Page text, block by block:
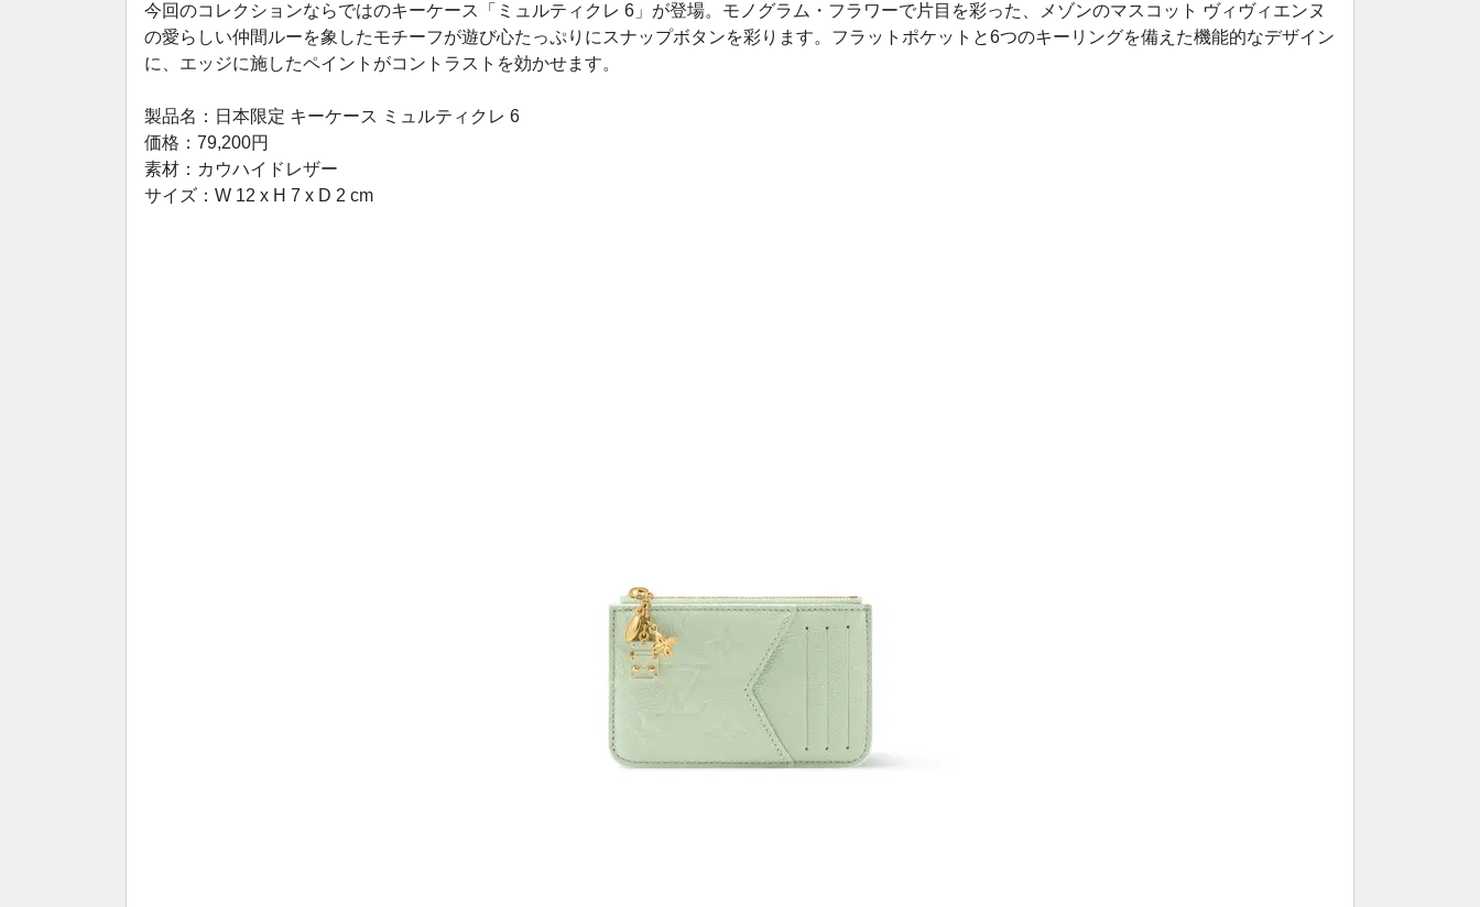
今回のコレクションならではのキーケース「ミュルティクレ 6」が登場。モノグラム・フラワーで片目を彩った、メゾンのマスコット ヴィヴィエンヌ
の愛らしい仲間ルーを象したモチーフが遊び心たっぷりにスナップボタンを彩ります。フラットポケットと6つのキーリングを備えた機能的なデザイン
に、エッジに施したペイントがコントラストを効かせます。
製品名：日本限定 キーケース ミュルティクレ 6
価格：79,200円
素材：カウハイドレザー
サイズ：W 12 x H 7 x D 2 cm